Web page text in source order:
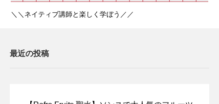
＼＼ネイティブ講師と楽しく学ぼう／／
最近の投稿